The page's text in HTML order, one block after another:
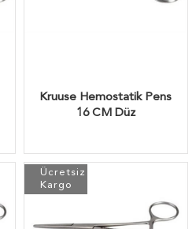
Kruuse Hemostatik Pens
16 CM Düz
Ücretsiz
Kargo